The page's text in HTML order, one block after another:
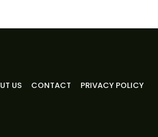
US CONTACT PRIVACY POLICY